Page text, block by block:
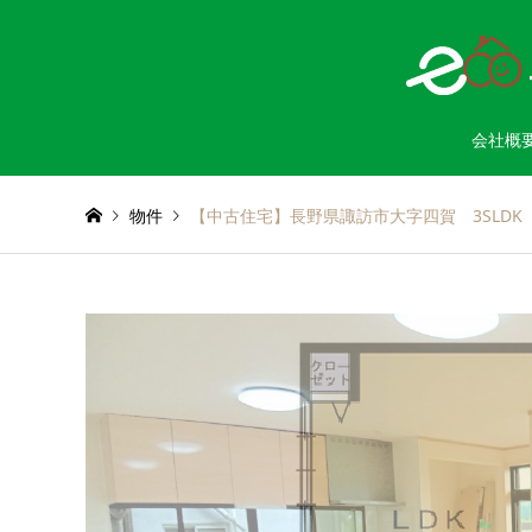
会社概
物件 【中古住宅】長野県諏訪市大字四賀 3SLDK